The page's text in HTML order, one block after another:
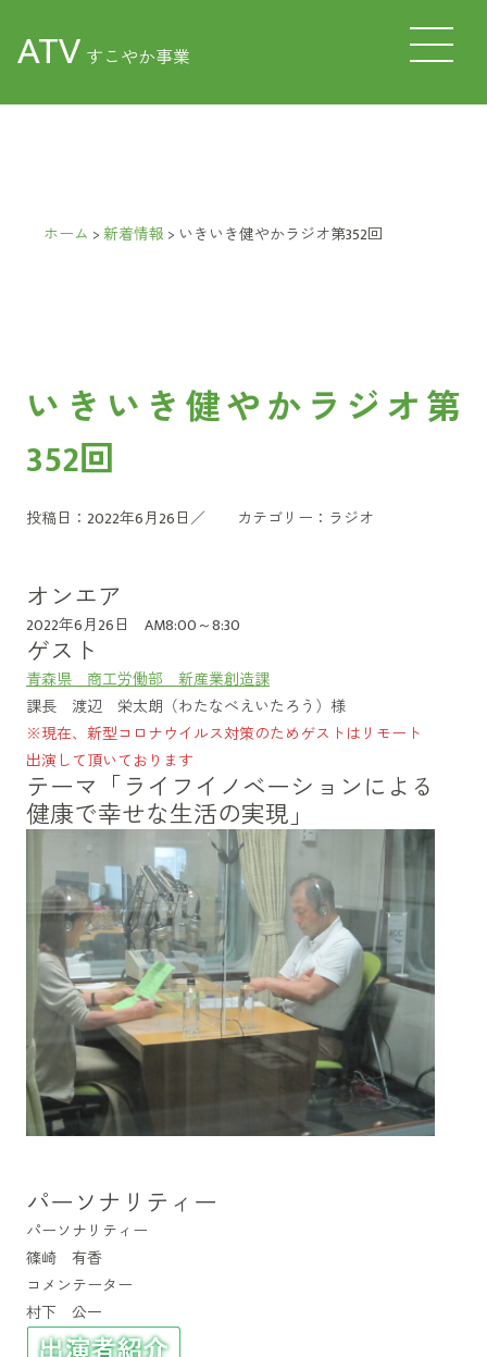
ATV すこやか事業
ホーム >新着情報> いきいき健やかラジオ第352回
いきいき健やかラジオ第
352回
投稿日：2022年6月26日／ カテゴリー： ラジオ
オンエア
2022年6月26日 AM8:00～8:30
ゲスト
青森県 商工労働部 新産業創造課
課長 渡辺 栄太朗（わたなべえいたろう）様
※現在、新型コロナウイルス対策のためゲストはリモート
出演して頂いております
テーマ「ライフイノベーションによる
健康で幸せな生活の実現」
パーソナリティー
パーソナリティー
篠崎 有香
コメンテーター
村下 公一